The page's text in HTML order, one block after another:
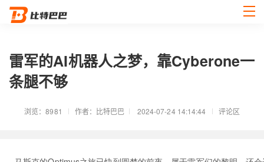
雷军的AI机器人之梦，靠Cyberone一
条腿不够
浏览：8981 作者：比特巴巴 2024-07-24 14:14:44 评论区